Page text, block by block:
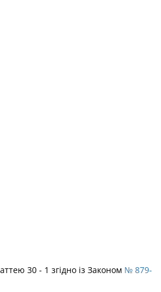
30 - 1 згідно із Законом № 879-